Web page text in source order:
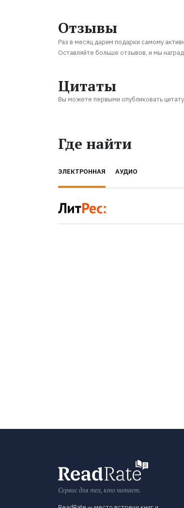
Отзывы
Раз в месяц дарим подарки самому
Оставляйте больше отзывов, и мы
Цитаты
Вы можете первыми опубликовать цитату
Где найти
ЭЛЕКТРОННАЯ АУДИО
Сервис для тех, кто читает.